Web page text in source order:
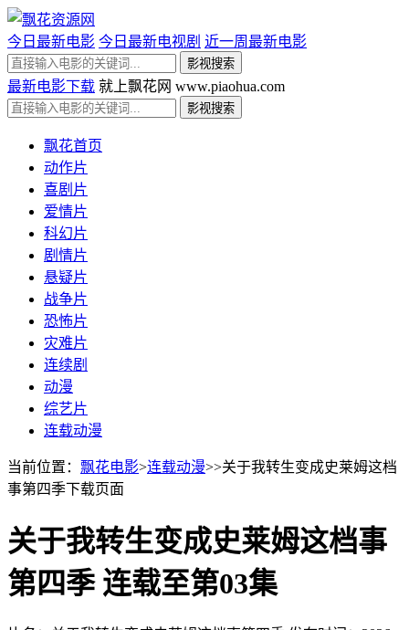
今日最新电影 今日最新电视剧 近一周最新电影
最新电影下载 就上飘花网 www.piaohua.com
飘花首页
动作片
喜剧片
爱情片
科幻片
剧情片
悬疑片
战争片
恐怖片
灾难片
连续剧
动漫
综艺片
连载动漫
当前位置： 飘花电影>连载动漫>>关于我转生变成史莱姆这档
事第四季下载页面
关于我转生变成史莱姆这档事
第四季 连载至第03集